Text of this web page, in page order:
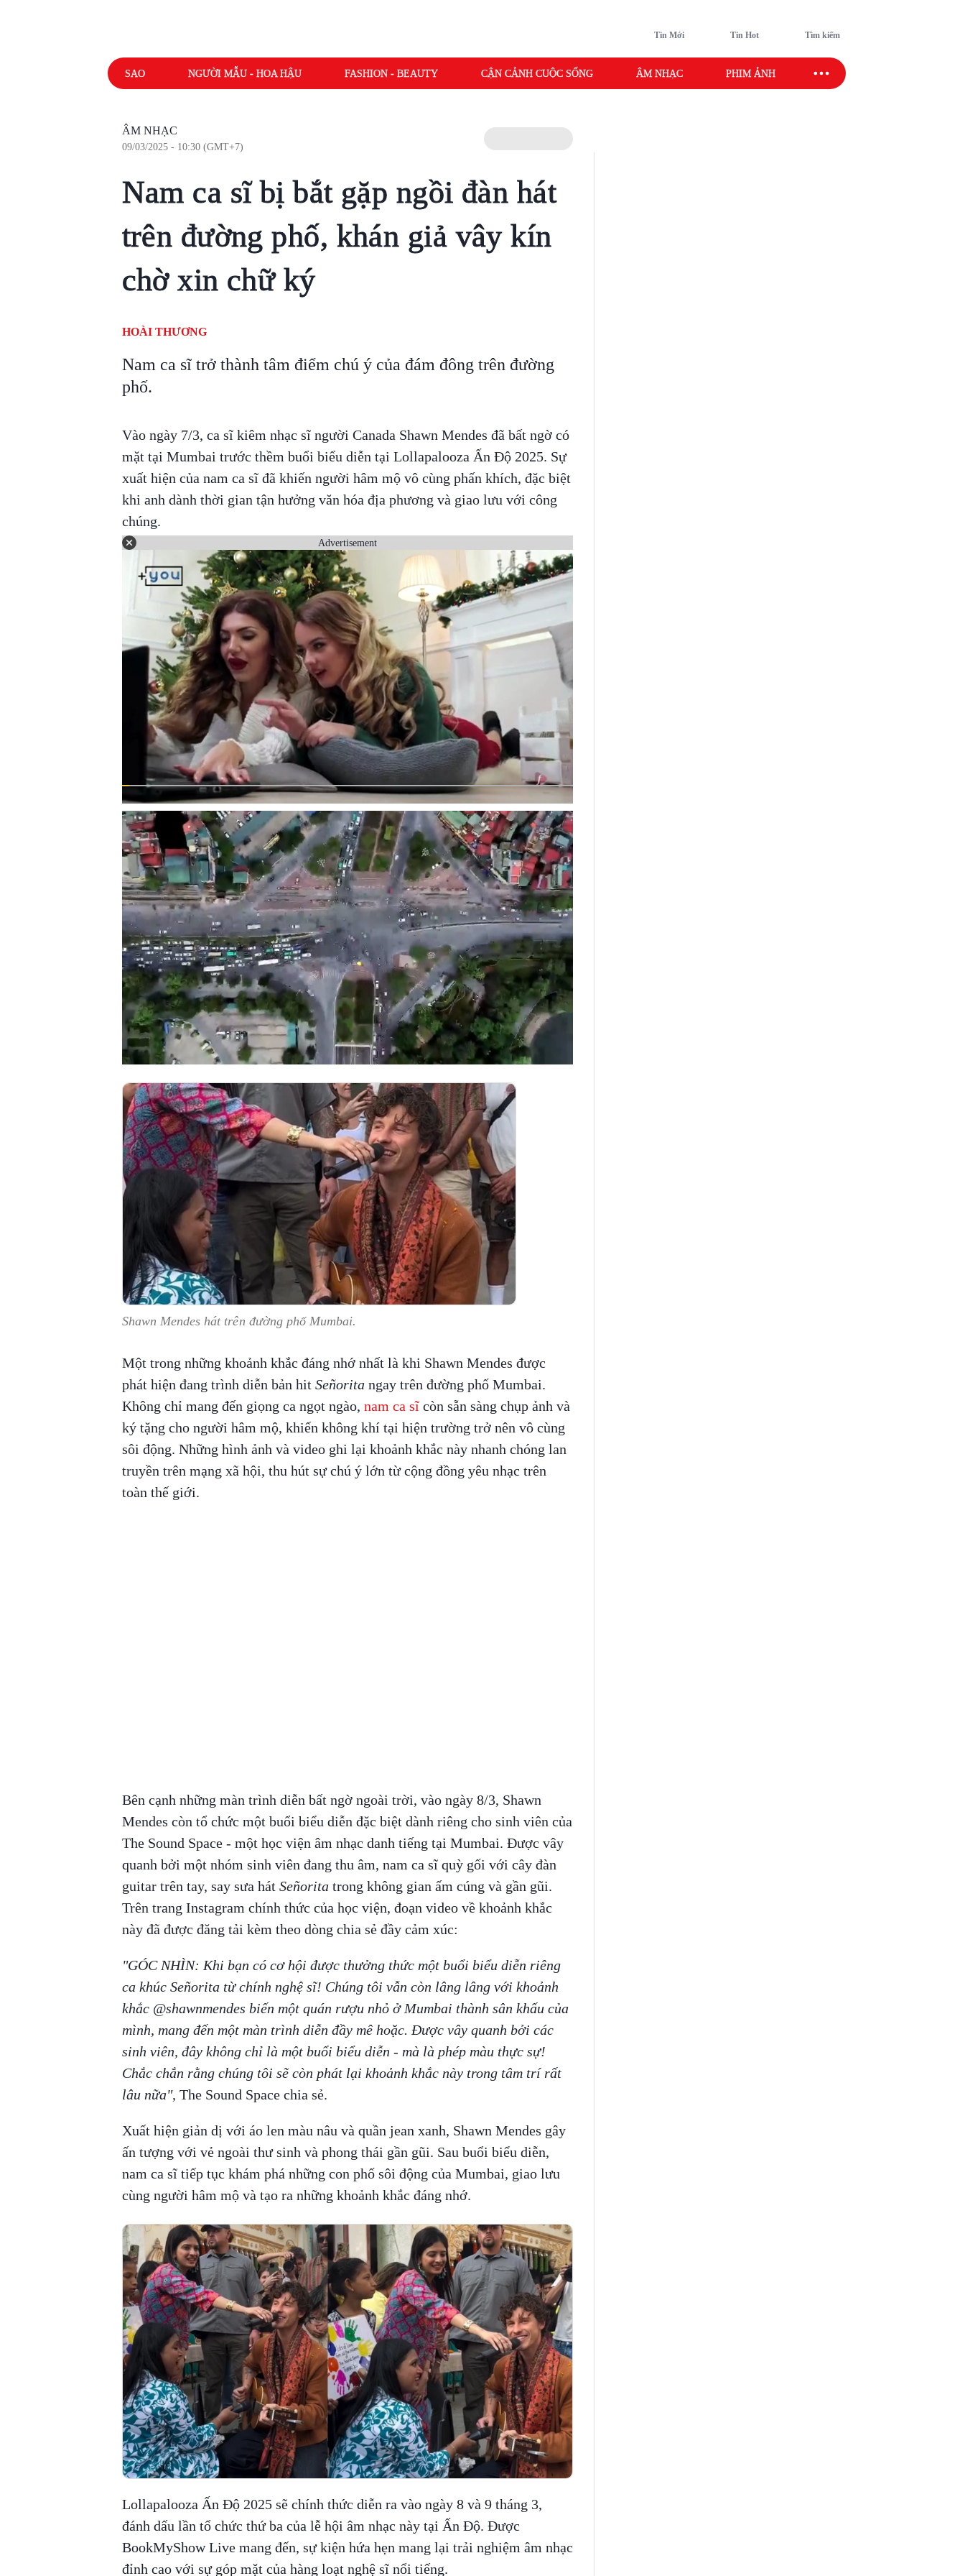
Tin Mới Tin Hot Tìm kiếm
SAO NGƯỜI MẪU - HOA HẬU FASHION - BEAUTY CẬN CẢNH CUỘC SỐNG ÂM NHẠC PHIM ẢNH SAO SPORT
ÂM NHẠC
09/03/2025 - 10:30 (GMT+7)
Nam ca sĩ bị bắt gặp ngồi đàn hát
trên đường phố, khán giả vây kín
chờ xin chữ ký
HOÀI THƯƠNG
Nam ca sĩ trở thành tâm điểm chú ý của đám đông trên đường
phố.
Vào ngày 7/3, ca sĩ kiêm nhạc sĩ người Canada Shawn Mendes đã bất ngờ có
mặt tại Mumbai trước thềm buổi biểu diễn tại Lollapalooza Ấn Độ 2025. Sự
xuất hiện của nam ca sĩ đã khiến người hâm mộ vô cùng phấn khích, đặc biệt
khi anh dành thời gian tận hưởng văn hóa địa phương và giao lưu với công
chúng.
Advertisement
Shawn Mendes hát trên đường phố Mumbai.
Một trong những khoảnh khắc đáng nhớ nhất là khi Shawn Mendes được
phát hiện đang trình diễn bản hit Señoritangay trên đường phố Mumbai.
Không chỉ mang đến giọng ca ngọt ngào, nam ca sĩ còn sẵn sàng chụp ảnh và
ký tặng cho người hâm mộ, khiến không khí tại hiện trường trở nên vô cùng
sôi động. Những hình ảnh và video ghi lại khoảnh khắc này nhanh chóng lan
truyền trên mạng xã hội, thu hút sự chú ý lớn từ cộng đồng yêu nhạc trên
toàn thế giới.
Bên cạnh những màn trình diễn bất ngờ ngoài trời, vào ngày 8/3, Shawn
Mendes còn tổ chức một buổi biểu diễn đặc biệt dành riêng cho sinh viên của
The Sound Space - một học viện âm nhạc danh tiếng tại Mumbai. Được vây
quanh bởi một nhóm sinh viên đang thu âm, nam ca sĩ quỳ gối với cây đàn
guitar trên tay, say sưa hát Señoritatrong không gian ấm cúng và gần gũi.
Trên trang Instagram chính thức của học viện, đoạn video về khoảnh khắc
này đã được đăng tải kèm theo dòng chia sẻ đầy cảm xúc:
"GÓC NHÌN: Khi bạn có cơ hội được thưởng thức một buổi biểu diễn riêng
ca khúc Señorita từ chính nghệ sĩ! Chúng tôi vẫn còn lâng lâng với khoảnh
khắc @shawnmendes biến một quán rượu nhỏ ở Mumbai thành sân khấu của
mình, mang đến một màn trình diễn đầy mê hoặc. Được vây quanh bởi các
sinh viên, đây không chỉ là một buổi biểu diễn - mà là phép màu thực sự!
Chắc chắn rằng chúng tôi sẽ còn phát lại khoảnh khắc này trong tâm trí rất
lâu nữa", The Sound Space chia sẻ.
Xuất hiện giản dị với áo len màu nâu và quần jean xanh, Shawn Mendes gây
ấn tượng với vẻ ngoài thư sinh và phong thái gần gũi. Sau buổi biểu diễn,
nam ca sĩ tiếp tục khám phá những con phố sôi động của Mumbai, giao lưu
cùng người hâm mộ và tạo ra những khoảnh khắc đáng nhớ.
Lollapalooza Ấn Độ 2025 sẽ chính thức diễn ra vào ngày 8 và 9 tháng 3,
đánh dấu lần tổ chức thứ ba của lễ hội âm nhạc này tại Ấn Độ. Được
BookMyShow Live mang đến, sự kiện hứa hẹn mang lại trải nghiệm âm nhạc
đỉnh cao với sự góp mặt của hàng loạt nghệ sĩ nổi tiếng.